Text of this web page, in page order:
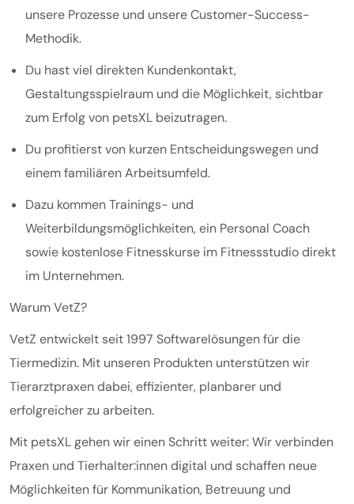
unsere Prozesse und unsere Customer-Success-
Methodik.
Du hast viel direkten Kundenkontakt,
Gestaltungsspielraum und die Möglichkeit, sichtbar
zum Erfolg von petsXL beizutragen.
Du profitierst von kurzen Entscheidungswegen und
einem familiären Arbeitsumfeld.
Dazu kommen Trainings- und
Weiterbildungsmöglichkeiten, ein Personal Coach
sowie kostenlose Fitnesskurse im Fitnessstudio direkt
im Unternehmen.
Warum VetZ?
VetZ entwickelt seit 1997 Softwarelösungen für die
Tiermedizin. Mit unseren Produkten unterstützen wir
Tierarztpraxen dabei, effizienter, planbarer und
erfolgreicher zu arbeiten.
Mit petsXL gehen wir einen Schritt weiter: Wir verbinden
Praxen und Tierhalter:innen digital und schaffen neue
Möglichkeiten für Kommunikation, Betreuung und